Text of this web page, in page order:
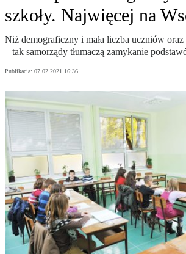
szkoły. Najwięcej na
Niż demograficzny i mała liczba uczniów
– tak samorządy tłumaczą zamykanie
Publikacja: 07.02.2021 16:36